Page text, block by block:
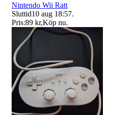
Nintendo Wii Ratt
Sluttid10 aug 18:57.
Pris:89 kr,Köp nu.